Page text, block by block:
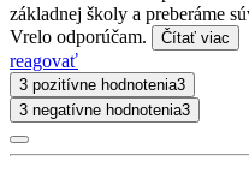
základnej školy a preberáme
Vrelo odporúčam.
Čítať viac
reagovať
3 pozitívne hodnotenia3
3 negatívne hodnotenia3